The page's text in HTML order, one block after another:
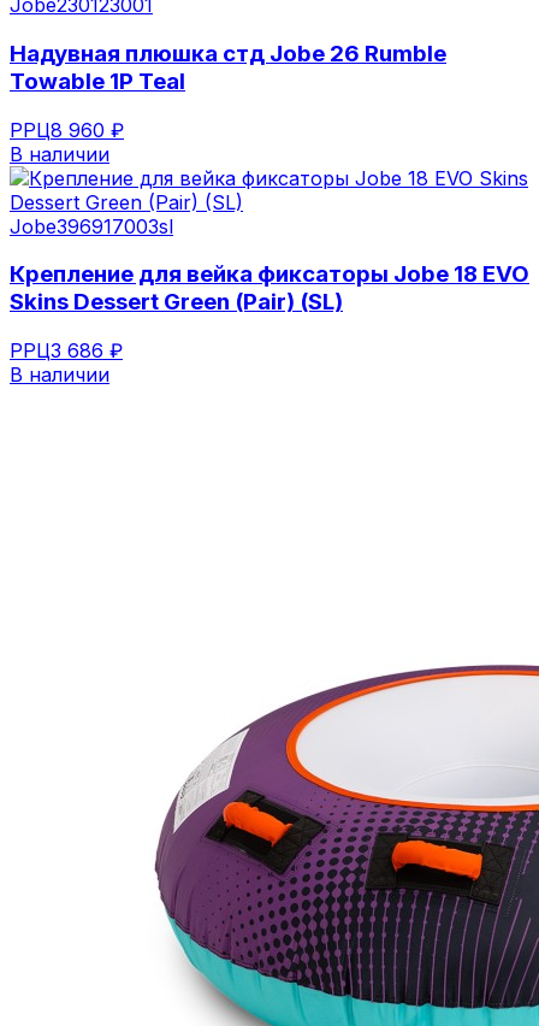
Jobe230123001
Надувная плюшка стд Jobe 26 Rumble
Towable 1P Teal
РРЦ8 960 ₽
В наличии
Jobe396917003sl
Крепление для вейка фиксаторы Jobe 18 EVO
Skins Dessert Green (Pair) (SL)
РРЦ3 686 ₽
В наличии